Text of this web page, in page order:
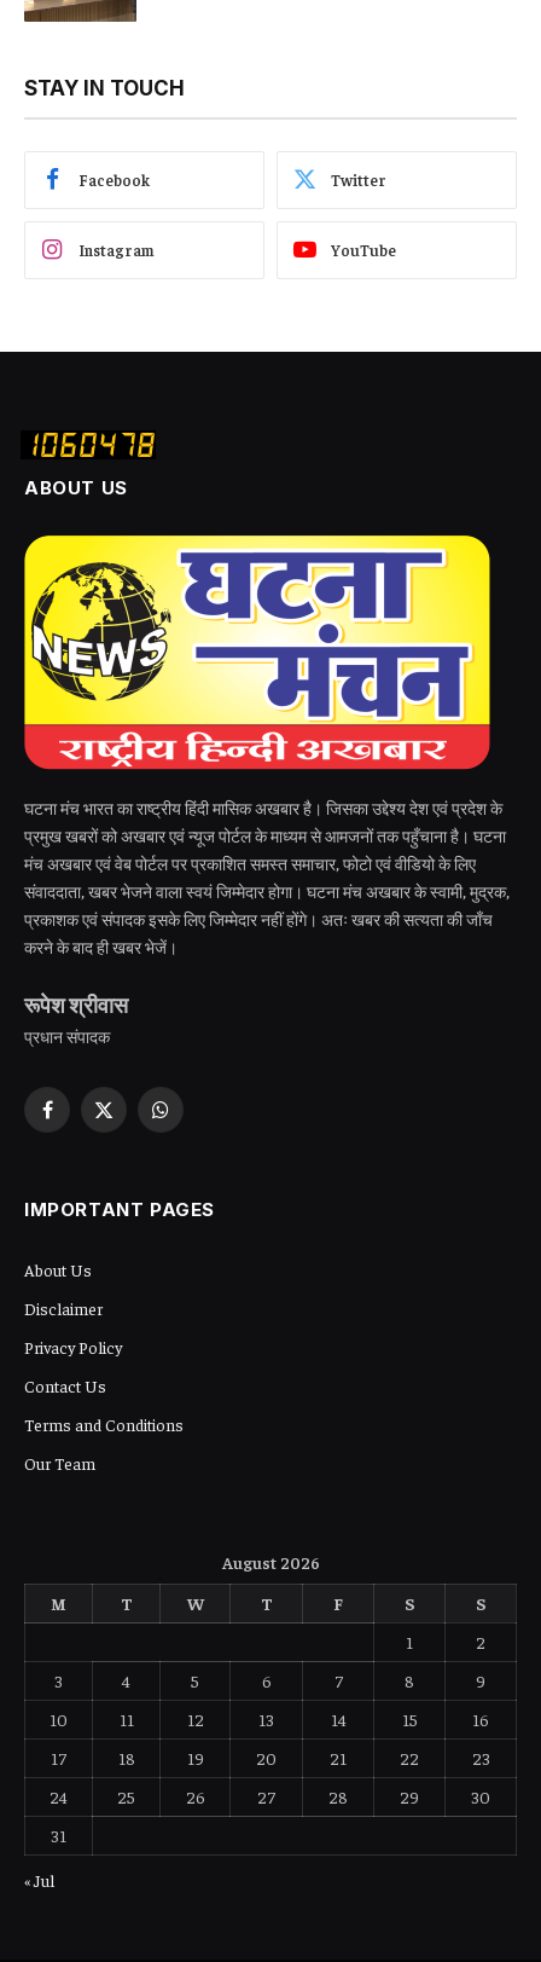
STAY IN TOUCH
Facebook Twitter
Instagram YouTube
ABOUT US
घटना मंच भारत का राष्ट्रीय हिंदी मासिक अखबार है। जिसका उद्देश्य देश एवं प्रदेश के
प्रमुख खबरों को अखबार एवं न्यूज पोर्टल के माध्यम से आमजनों तक पहुँचाना है। घटना
मंच अखबार एवं वेब पोर्टल पर प्रकाशित समस्त समाचार, फोटो एवं वीडियो के लिए
संवाददाता, खबर भेजने वाला स्वयं जिम्मेदार होगा। घटना मंच अखबार के स्वामी, मुद्रक,
प्रकाशक एवं संपादक इसके लिए जिम्मेदार नहीं होंगे। अतः खबर की सत्यता की जाँच
करने के बाद ही खबर भेजें।
रूपेश श्रीवास
प्रधान संपादक
Facebook
X
WhatsApp
IMPORTANT PAGES
About Us
Disclaimer
Privacy Policy
Contact Us
Terms and Conditions
Our Team
August 2026
M
T W T F S
S
1
2
3
4 5 6 7 8
9
10
11 12 13 14 15
16
17
18 19 20 21 22
23
24
25 26 27 28 29
30
31
« Jul